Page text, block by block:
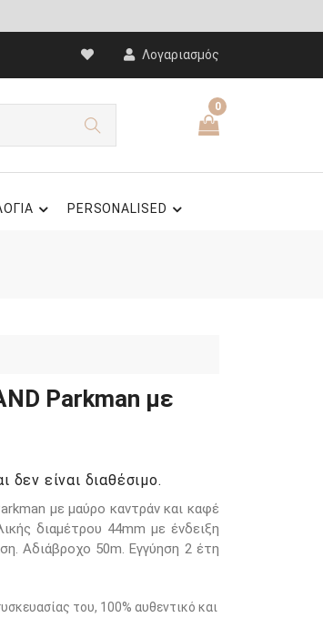
Λογαριασμός
0
PERSONALISED
Parkman με
είναι διαθέσιμο.
με μαύρο καντράν και καφέ
διαμέτρου 44mm με ένδειξη
Αδιάβροχο 50m. Εγγύηση 2 έτη
του, 100% αυθεντικό και